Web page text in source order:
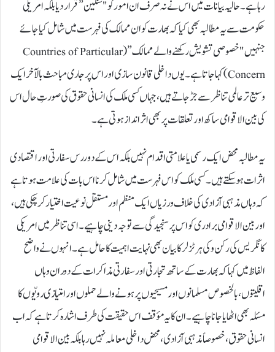
رہا ہے۔ حالیہ بیانات میں اس نے نہ صرف ان امور کو "سنگین” قرار دیا بلکہ امریکی
حکومت سے یہ مطالبہ بھی کیا کہ بھارت کو ان ممالک کی فہرست میں شامل کیا جائے
جنہیں "خصوصی تشویش رکھنے والے ممالک” (Countries of Particular
Concern) کہا جاتا ہے۔ یوں داخلی قانون سازی اور اس پر جاری مباحث بالآخر ایک
وسیع تر عالمی تناظر سے جڑ جاتے ہیں، جہاں کسی ملک کی انسانی حقوق کی صورتِ حال اس
کی بین الاقوامی ساکھ اور تعلقات پر بھی اثر انداز ہوتی ہے۔
یہ مطالبہ محض ایک رسمی یا علامتی اقدام نہیں بلکہ اس کے دور رس سفارتی اور اقتصادی
اثرات ہو سکتے ہیں۔ کسی ملک کو اس فہرست میں شامل کرنا اس بات کی علامت ہوتا ہے
کہ وہاں مذہبی آزادی کی خلاف ورزیاں ایک منظم اور مستقل نوعیت اختیار کر چکی ہیں،
اور بین الاقوامی برادری کو اس پر سنجیدگی سے توجہ دینی چاہیے۔ اسی تناظر میں امریکی
کانگریس کی رکن وکی ہرٹزلر کا بیان بھی نہایت اہمیت کا حامل ہے۔ انہوں نے واضح
الفاظ میں کہا کہ بھارت کے ساتھ تجارتی اور سفارتی مذاکرات کے دوران وہاں
اقلیتوں، بالخصوص مسلمانوں اور مسیحیوں پر ہونے والے حملوں اور امتیازی رویّوں کا
مسئلہ بھی اٹھایا جانا چاہیے۔ ان کا یہ مؤقف اس حقیقت کی طرف اشارہ کرتا ہے کہ اب
انسانی حقوق، خصوصاً مذہبی آزادی، محض داخلی معاملہ نہیں رہا بلکہ بین الاقوامی